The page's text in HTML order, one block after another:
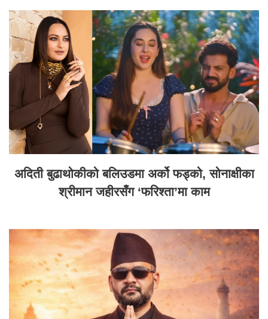
अदिती बुढाथोकीको बलिउडमा अर्को फड्को, सोनाक्षीका
श्रीमान जहीरसँग ‘फरिश्ता’मा काम